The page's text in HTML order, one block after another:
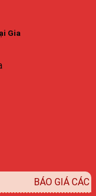
Gia
BÁO GIÁ CÁC